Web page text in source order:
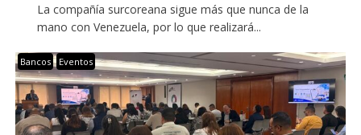
La compañía surcoreana sigue más que nunca de la
mano con Venezuela, por lo que realizará...
Bancos Eventos